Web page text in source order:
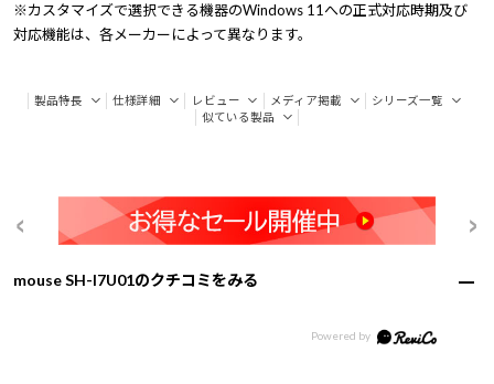
※カスタマイズで選択できる機器のWindows 11への正式対応時期及び
対応機能は、各メーカーによって異なります。
製品特長 仕様詳細 レビュー メディア掲載
シリーズ一覧
似ている製品
mouse SH-I7U01のクチコミをみる